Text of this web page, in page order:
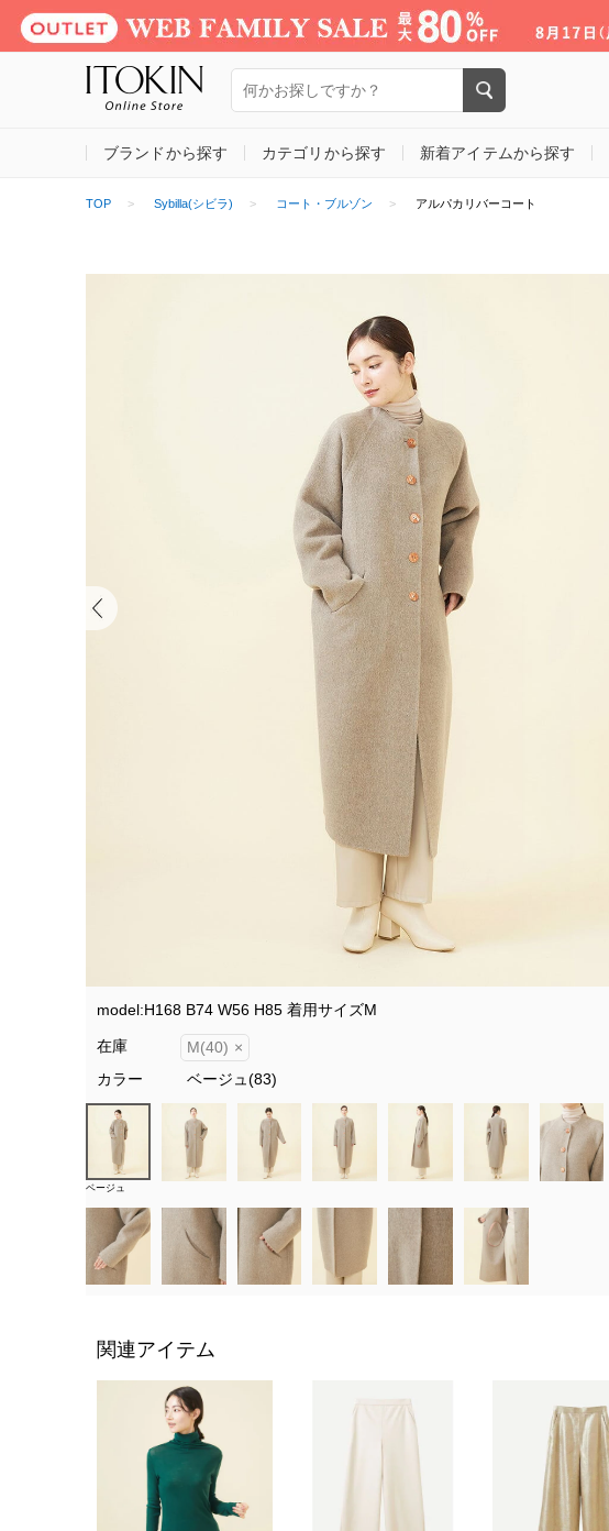
ブランドから探す カテゴリから探す 新着アイテムから探す
TOP Sybilla(シビラ) コート・ブルゾン アルパカリバーコート
model:H168 B74 W56 H85 着用サイズМ
在庫 M(40) ×
カラー
ベージュ(83)
ベージュ
関連アイテム